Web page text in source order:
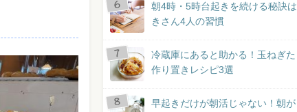
朝4時・5時台起きを続ける秘訣
きさん4人の習慣
冷蔵庫にあると助かる！玉ねぎた
作り置きレシピ3選
早起きだけが朝活じゃない！朝が